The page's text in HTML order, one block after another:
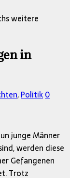
weitere
in
,Politik0
junge Männer
werden diese
Gefangenen
Trotz